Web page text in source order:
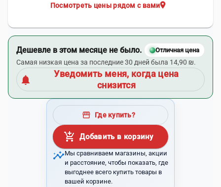
location_on
Посмотреть цены рядом с вами
Дешевле в этом месяце не было. Отличная цена
Самая низкая цена за последние 30 дней была 14,90 ₪.
notifications
Уведомить меня, когда цена
снизится
storefront Где купить?
add_shopping_cart Добавить в корзину
insightsМы сравниваем магазины, акции
и расстояние, чтобы показать, где
выгоднее всего купить товары в
вашей корзине.